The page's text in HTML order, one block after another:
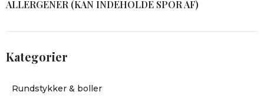
ALLERGENER (KAN INDEHOLDE SPOR AF)
Kategorier
Rundstykker & boller